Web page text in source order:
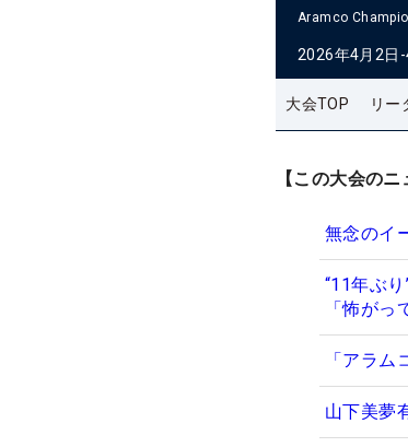
Aramco
2026年4月2日-
大会TOP リー
【この大会のニ
無念のイ
“11年ぶ
「怖がっ
「アラム
山下美夢